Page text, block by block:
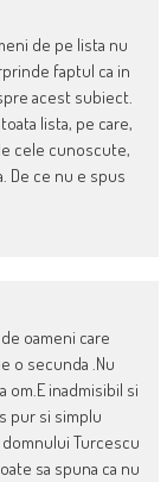
de pe lista nu
faptul ca in
acest subiect.
lista, pe care,
cele cunoscute,
De ce nu e spus
oameni care
o secunda .Nu
om.E inadmisibil si
pur si simplu
Turcescu
sa spuna ca nu